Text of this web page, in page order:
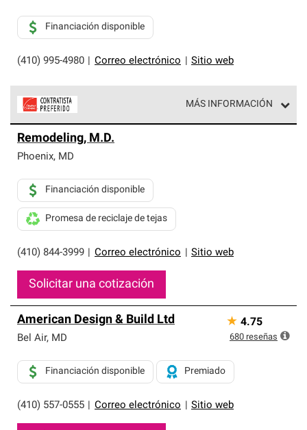
Solo ellos pueden ofrecer nuestra mejor garantía de
sistemas de techos.
(410) 995-4980 Correo electrónico Sitio web
Financiación disponible
MÁS INFORMACIÓN
parte de una red exclusiva de profesionales de techos
que cumplen con altos estándares y requisitos estrictos
Remodeling, M.D.
Phoenix, MD
(410) 844-3999 Correo electrónico Sitio web
Financiación disponible
Promesa de reciclaje de tejas
Solicitar una cotización
American Design & Build Ltd
Bel Air, MD
(410) 557-0555 Correo electrónico Sitio web
Financiación disponible Premiado
★ 4.75
680 reseñas